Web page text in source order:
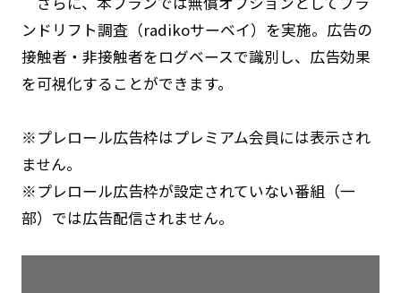
ンドリフト調査（radikoサーベイ）を実施。広告の
接触者・非接触者をログベースで識別し、広告効果
を可視化することができます。
※プレロール広告枠はプレミアム会員には表示され
ません。
※プレロール広告枠が設定されていない番組（一
部）では広告配信されません。